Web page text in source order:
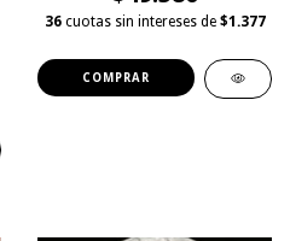
36 cuotas sin intereses de $1.377